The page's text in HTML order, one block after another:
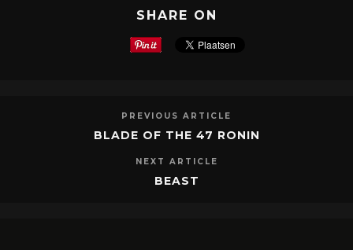
SHARE ON
PREVIOUS ARTICLE
BLADE OF THE 47 RONIN
NEXT ARTICLE
BEAST